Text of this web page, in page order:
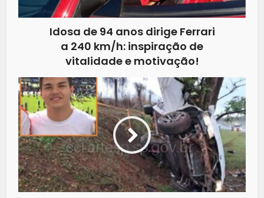
Idosa de 94 anos dirige Ferrari
a 240 km/h: inspiração de
vitalidade e motivação!